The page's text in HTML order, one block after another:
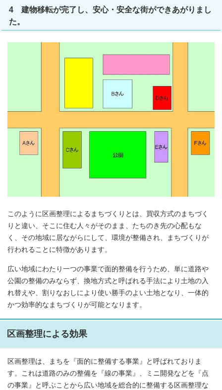
4 建物移転が完了し、安心・安全な街ができあがりまし
た。
このように区画整理によるまちづくりとは、買収方式のまちづく
りと違い、そこに住む人々がそのまま、たちのき先の心配もな
く、その地域に居ながらにして、環境が整備され、まちづくりが
行われることに特徴があります。
広い地域にわたり一つの事業で面的整備を行うため、単に道路や
公園の整備のみならず、換地方式と呼ばれる手法により土地の入
れ替えや、割りなおしにより使い勝手のよい土地となり、一体的
かつ効率的なまちづくりが可能となります。
区画整理による効果
区画整理は、まちを『面的に整備する事業』と呼ばれておりま
す。これは道路のみの整備を『線の事業』、ミニ開発などを『点
の事業』と呼ぶことから広い地域を総合的に整備する区画整理な